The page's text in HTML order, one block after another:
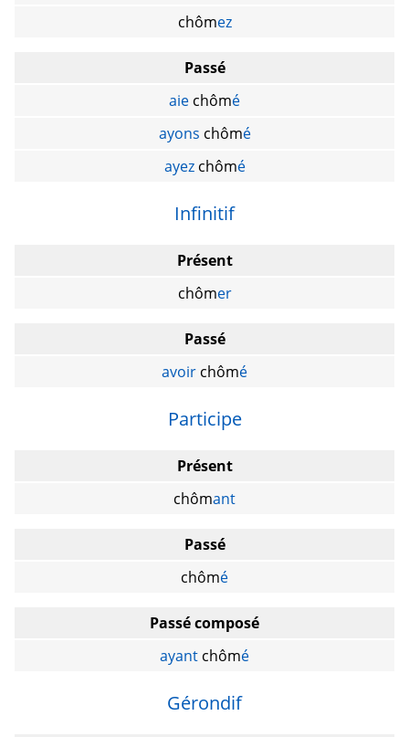
chômez
Passé
aie chômé
ayons chômé
ayezchômé
Infinitif
Présent
chômer
Passé
avoir chômé
Participe
Présent
chômant
Passé
chômé
Passé composé
ayant chômé
Gérondif